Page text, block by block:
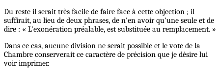
Du reste il serait très facile de faire face à cette objection ; il
suffirait, au lieu de deux phrases, de n'en avoir qu'une seule et de
dire : « L'exonération préalable, est substituée au remplacement. »
Dans ce cas, aucune division ne serait possible et le vote de la
Chambre conserverait ce caractère de précision que je désire lui
voir imprimer.